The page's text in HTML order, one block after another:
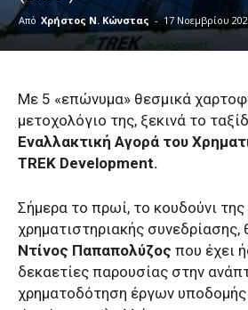
Από Χρήστος Ν. Κώνστας - 17 Νοεμβρίου
Mε 5 «επώνυμα» θεσμικά
μετοχολόγιο της, ξεκινά το
Εναλλακτική Αγορά του
TREK Development.
Σήμερα το πρωί, το κουδούνι της
χρηματιστηριακής συνεδρίασης,
Ντίνος Παπαπολύζος που έχει
δεκαετίες παρουσίας στην
χρηματοδότηση έργων